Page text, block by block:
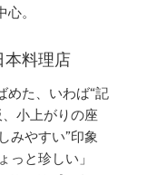
。
料理店
めた、いわば“記
小上がりの座
みやすい”印象
っと珍しい」